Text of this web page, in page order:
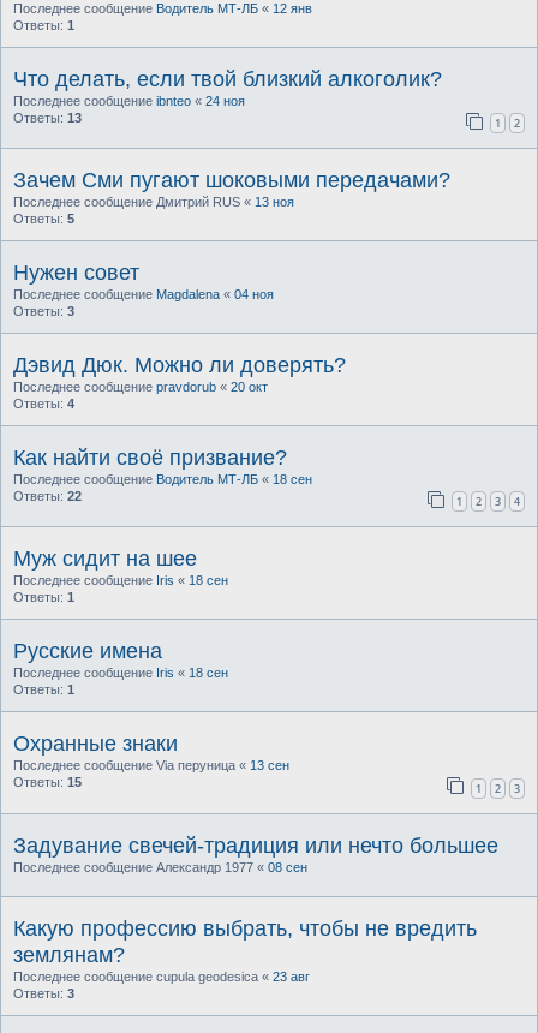
Последнее сообщение Водитель МТ-ЛБ « 12 янв
Ответы: 1
Что делать, если твой близкий алкоголик?
Последнее сообщение ibnteo « 24 ноя
Ответы: 13 1 2
Зачем Сми пугают шоковыми передачами?
Последнее сообщение Дмитрий RUS « 13 ноя
Ответы: 5
Нужен совет
Последнее сообщение Magdalena « 04 ноя
Ответы: 3
Дэвид Дюк. Можно ли доверять?
Последнее сообщение pravdorub « 20 окт
Ответы: 4
Как найти своё призвание?
Последнее сообщение Водитель МТ-ЛБ « 18 сен
Ответы: 22 1 2 3 4
Муж сидит на шее
Последнее сообщение Iris « 18 сен
Ответы: 1
Русские имена
Последнее сообщение Iris « 18 сен
Ответы: 1
Охранные знаки
Последнее сообщение Via перуница « 13 сен
Ответы: 15 1 2 3
Задувание свечей-традиция или нечто большее
Последнее сообщение Александр 1977 « 08 сен
Какую профессию выбрать, чтобы не вредить
землянам?
Последнее сообщение cupula geodesica « 23 авг
Ответы: 3